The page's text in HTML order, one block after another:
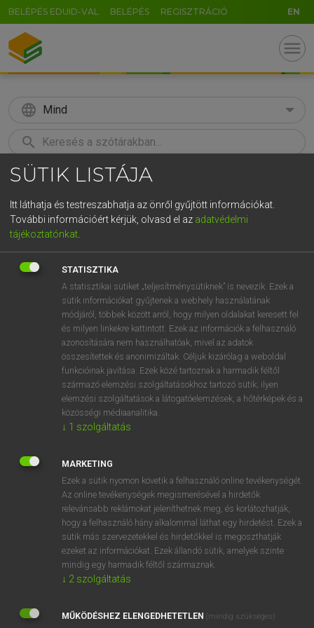
BELÉPÉS EDUID-VAL BELÉPÉS REGISZTRÁCIÓ EN
menu
language Mind
search
KERESÉS
MOLLAY ERZSÉBET, NAGY ROLAND
VAN ELŐFIZETÉSED?
Van előfizetésem a teljes szócikk megtekintéséhez.
BELÉPÉS
NINCS ELŐFIZETÉSED?
Nincs regisztrációm és előfizetésem. A szótár 2 órás,
díjmentes próbaverziójának elindításához regisztrálok és
belépek.
REGISZTRÁCIÓ
SÜTIK LISTÁJA
Itt láthatja és testreszabhatja az önről gyűjtött információkat.
További információért kérjük, olvasd el az adatvédelmi
tájékoztatónkat
STATISZTIKA
A statisztikai sütiket „teljesítménysütiknek” is nevezik. Ezek a
sütik információkat gyűjtenek a webhely használatának
módjáról, többek között arról, hogy milyen oldalakat keresett fel
és milyen linkekre kattintott. Ezek az információk a felhasználó
azonosítására nem használhatóak, mivel az adatok
összesítettek és anonimizáltak. Céljuk kizárólag a weboldal
funkcióinak javítása. Ezek közé tartoznak a harmadik féltől
származó elemzési szolgáltatásokhoz tartozó sütik; ilyen
elemzési szolgáltatások a látogatóelemzések, a hőtérképek és a
közösségi médiaanalitika.
↓ 1 szolgáltatás
MARKETING
Ezek a sütik nyomon követik a felhasználó online tevékenységét.
Az online tevékenységek megismerésével a hirdetők
relevánsabb reklámokat jeleníthetnek meg, és korlátozhatják,
hogy a felhasználó hány alkalommal láthat egy hirdetést. Ezek a
sütik más szervezetekkel és hirdetőkkel is megoszthatják
ezeket az információkat. Ezek állandó sütik, amelyek szinte
mindig egy harmadik féltől származnak.
↓ 2 szolgáltatás
MŰKÖDÉSHEZ ELENGEDHETETLEN (mindig szükséges)
GR
t z u i o p
g h j k l é á ű Ω
v n m